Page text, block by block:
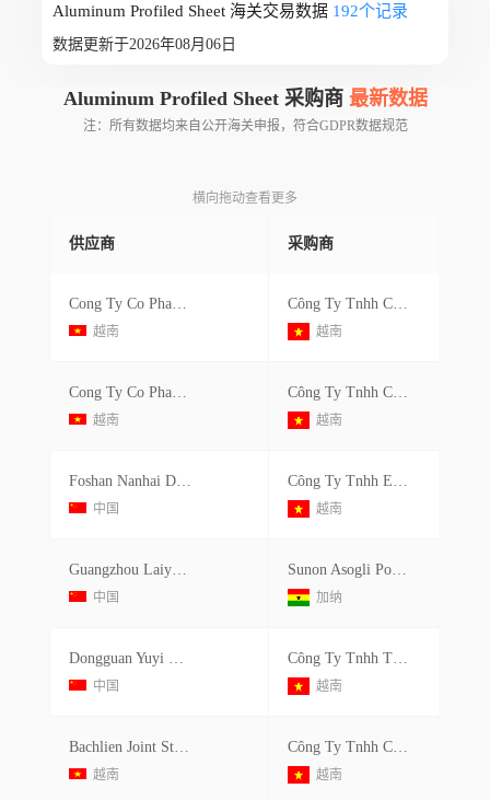
Aluminum Profiled Sheet 海关交易数据 192个记录
数据更新于2026年08月06日
Aluminum Profiled Sheet 采购商 最新数据
注：所有数据均来自公开海关申报，符合GDPR数据规范
横向拖动查看更多
供应商 采购商
Cong Ty Co Phan Bach Lien
越南
Công Ty Tnhh Canon Việt Nam - Chi Nhánh Quế Võ
越南
Cong Ty Co Phan Bach Lien
越南
Công Ty Tnhh Canon Việt Nam - Chi Nhánh Quế Võ
越南
Foshan Nanhai District Lv Cheng Ding Sheng Trading Firm
中国
Công Ty Tnhh Everest
越南
Guangzhou Laiyuan M&e Engineering Co.,ltd
中国
Sunon Asogli Power Ghana Ltd.
加纳
Dongguan Yuyi Trading Co., Ltd
中国
Công Ty Tnhh Thương Mại Và Tiếp Vận Lợi Tài
越南
Bachlien Joint Stock Company
越南
Công Ty Tnhh Canon Việt Nam - Chi Nhánh Tiên Sơn
越南